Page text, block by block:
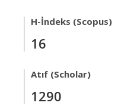
H-İndeks (Scopus)
16
Atıf (Scholar)
1290